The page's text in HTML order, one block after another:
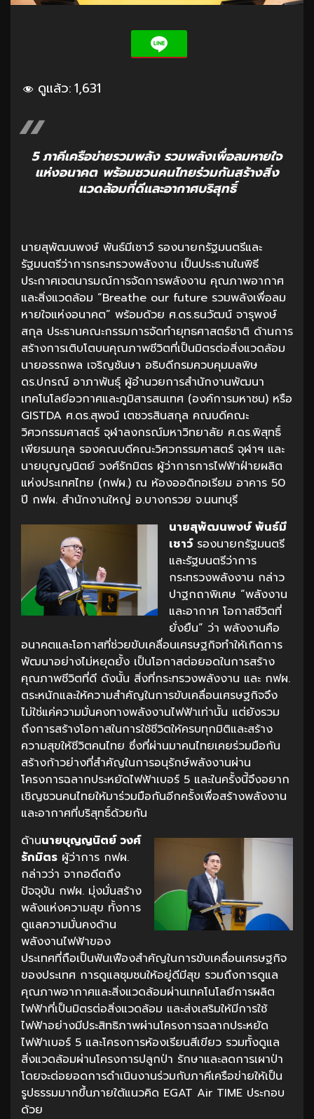
ดูแล้ว:1,631
5 ภาคีเครือข่ายรวมพลัง รวมพลังเพื่อลมหายใจ
แห่งอนาคต พร้อมชวนคนไทยร่วมกันสร้างสิ่ง
แวดล้อมที่ดีและอากาศบริสุทธิ์
นายสุพัฒนพงษ์ พันธ์มีเชาว์ รองนายกรัฐมนตรีและ
รัฐมนตรีว่าการกระทรวงพลังงาน เป็นประธานในพิธี
ประกาศเจตนารมณ์การจัดการพลังงาน คุณภาพอากาศ
และสิ่งแวดล้อม “Breathe our future รวมพลังเพื่อลม
หายใจแห่งอนาคต” พร้อมด้วย ศ.ดร.ธนวัฒน์ จารุพงษ์
สกุล ประธานคณะกรรมการจัดทำยุทธศาสตร์ชาติ ด้านการ
สร้างการเติบโตบนคุณภาพชีวิตที่เป็นมิตรต่อสิ่งแวดล้อม
นายอรรถพล เจริญชันษา อธิบดีกรมควบคุมมลพิษ
ดร.ปกรณ์ อาภาพันธุ์ ผู้อำนวยการสำนักงานพัฒนา
เทคโนโลยีอวกาศและภูมิสารสนเทศ (องค์การมหาชน) หรือ
GISTDA ศ.ดร.สุพจน์ เตชวรสินสกุล คณบดีคณะ
วิศวกรรมศาสตร์ จุฬาลงกรณ์มหาวิทยาลัย ศ.ดร.พิสุทธิ์
เพียรมนกุล รองคณบดีคณะวิศวกรรมศาสตร์ จุฬาฯ และ
นายบุญญนิตย์ วงศ์รักมิตร ผู้ว่าการการไฟฟ้าฝ่ายผลิต
แห่งประเทศไทย (กฟผ.) ณ ห้องออดิทอเรียม อาคาร 50
ปี กฟผ. สำนักงานใหญ่ อ.บางกรวย จ.นนทบุรี
นายสุพัฒนพงษ์ พันธ์มี
เชาว์รองนายกรัฐมนตรี
และรัฐมนตรีว่าการ
กระทรวงพลังงาน กล่าว
ปาฐกถาพิเศษ “พลังงาน
และอากาศ โอกาสชีวิตที่
ยั่งยืน” ว่า พลังงานคือ
อนาคตและโอกาสที่ช่วยขับเคลื่อนเศรษฐกิจทำให้เกิดการ
พัฒนาอย่างไม่หยุดยั้ง เป็นโอกาสต่อยอดในการสร้าง
คุณภาพชีวิตที่ดี ดังนั้น สิ่งที่กระทรวงพลังงาน และ กฟผ.
ตระหนักและให้ความสำคัญในการขับเคลื่อนเศรษฐกิจจึง
ไม่ใช่แค่ความมั่นคงทางพลังงานไฟฟ้าเท่านั้น แต่ยังรวม
ถึงการสร้างโอกาสในการใช้ชีวิตให้ครบทุกมิติและสร้าง
ความสุขให้ชีวิตคนไทย ซึ่งที่ผ่านมาคนไทยเคยร่วมมือกัน
สร้างก้าวย่างที่สำคัญในการอนุรักษ์พลังงานผ่าน
โครงการฉลากประหยัดไฟฟ้าเบอร์ 5 และในครั้งนี้จึงอยาก
เชิญชวนคนไทยให้มาร่วมมือกันอีกครั้งเพื่อสร้างพลังงาน
และอากาศที่บริสุทธิ์ด้วยกัน
ด้านนายบุญญนิตย์ วงศ์
รักมิตร ผู้ว่าการ กฟผ.
กล่าวว่า จากอดีตถึง
ปัจจุบัน กฟผ. มุ่งมั่นสร้าง
พลังแห่งความสุข ทั้งการ
ดูแลความมั่นคงด้าน
พลังงานไฟฟ้าของ
ประเทศที่ถือเป็นฟันเฟืองสำคัญในการขับเคลื่อนเศรษฐกิจ
ของประเทศ การดูแลชุมชนให้อยู่ดีมีสุข รวมถึงการดูแล
คุณภาพอากาศและสิ่งแวดล้อมผ่านเทคโนโลยีการผลิต
ไฟฟ้าที่เป็นมิตรต่อสิ่งแวดล้อม และส่งเสริมให้มีการใช้
ไฟฟ้าอย่างมีประสิทธิภาพผ่านโครงการฉลากประหยัด
ไฟฟ้าเบอร์ 5 และโครงการห้องเรียนสีเขียว รวมทั้งดูแล
สิ่งแวดล้อมผ่านโครงการปลูกป่า รักษาและลดการเผาป่า
โดยจะต่อยอดการดำเนินงานร่วมกับภาคีเครือข่ายให้เป็น
รูปธรรมมากขึ้นภายใต้แนวคิด EGAT Air TIME ประกอบ
ด้วย